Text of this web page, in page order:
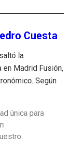
Cuesta
la
en Madrid Fusión,
Según
única para